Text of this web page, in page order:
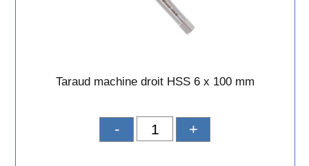
Taraud machine droit HSS 6 x 100 mm
- +